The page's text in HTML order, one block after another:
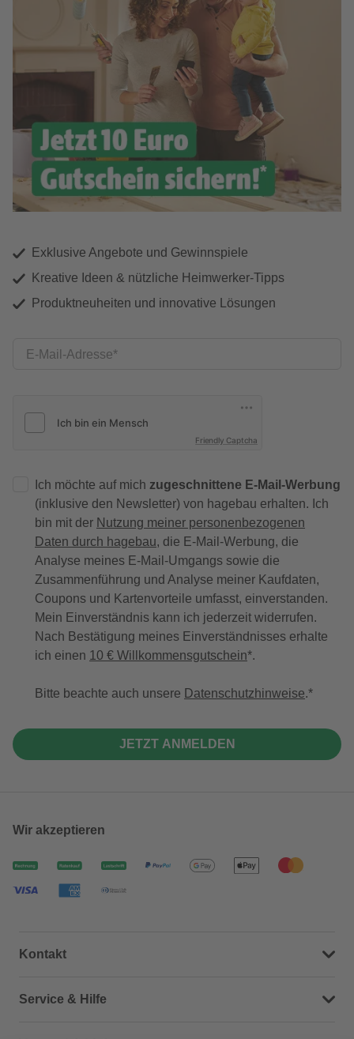
Exklusive Angebote und Gewinnspiele
Kreative Ideen & nützliche Heimwerker-Tipps
Produktneuheiten und innovative Lösungen
E-Mail-Adresse
Friendly Captcha
Ich möchte auf mich zugeschnittene E-Mail-Werbung
(inklusive den Newsletter) von hagebau erhalten. Ich
bin mit der Nutzung meiner personenbezogenen
Daten durch hagebau, die E-Mail-Werbung, die
Analyse meines E-Mail-Umgangs sowie die
Zusammenführung und Analyse meiner Kaufdaten,
Coupons und Kartenvorteile umfasst, einverstanden.
Mein Einverständnis kann ich jederzeit widerrufen.
Nach Bestätigung meines Einverständnisses erhalte
ich einen 10 € Willkommensgutschein*.
Bitte beachte auch unsere Datenschutzhinweise.
JETZT ANMELDEN
Wir akzeptieren
Kontakt
Dein Kontakt zu uns
Service & Hilfe